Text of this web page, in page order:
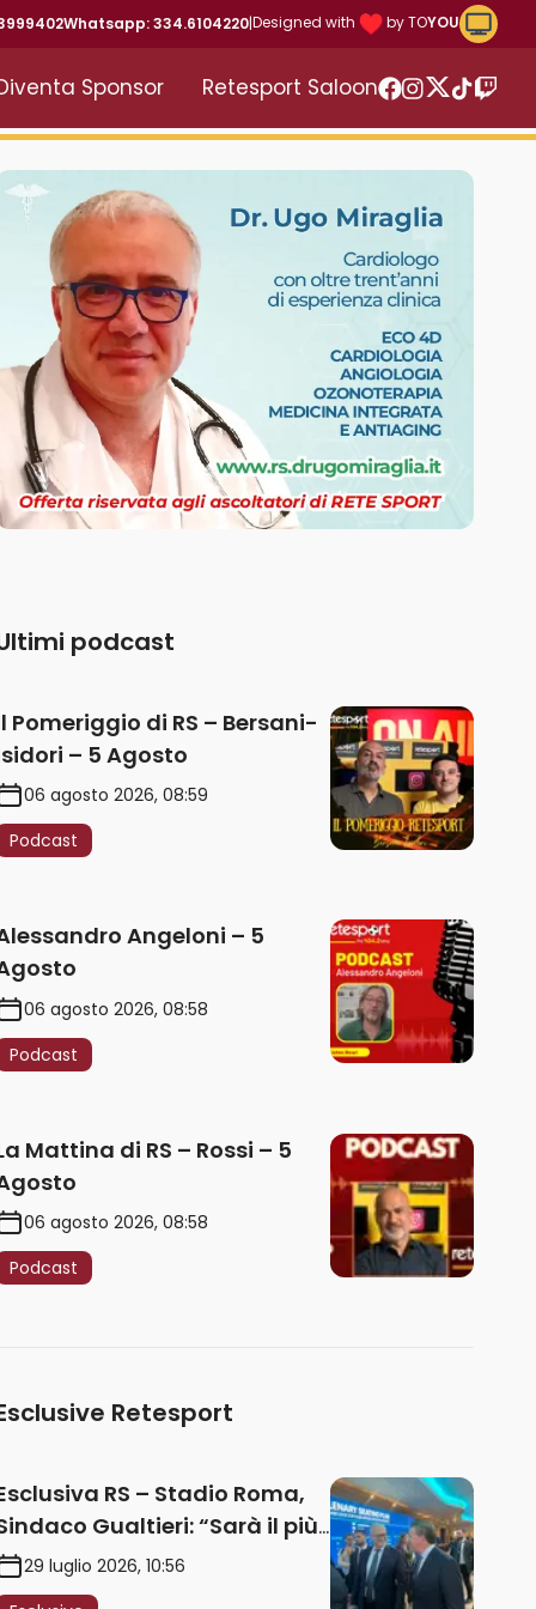
Whatsapp: 334.6104220|Designed with by TOYOU
Sponsor
Retesport Saloon
Twitter
podcast
Pomeriggio di RS – Bersani-
– 5 Agosto
06 agosto 2026, 08:59
Podcast
Angeloni – 5
06 agosto 2026, 08:58
Podcast
Mattina di RS – Rossi – 5
06 agosto 2026, 08:58
Podcast
Retesport
RS – Stadio Roma,
Gualtieri: “Sarà il più
del mondo. Assoluta
politica. Prima pietra nel
29 luglio 2026, 10:56